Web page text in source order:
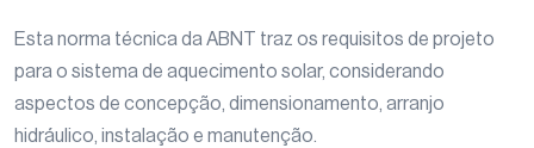
Esta norma técnica da ABNT traz os requisitos de projeto
para o sistema de aquecimento solar, considerando
aspectos de concepção, dimensionamento, arranjo
hidráulico, instalação e manutenção.